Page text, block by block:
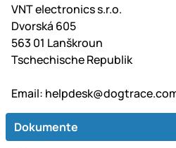
VNT electronics s.r.o.
Dvorská 605
563 01 Lanškroun
Tschechische Republik
Email:
Dokumente